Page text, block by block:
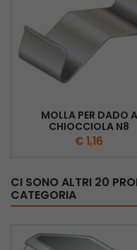
MOLLA PER DADO A
CHIOCCIOLA N8
€ 1,16
CI SONO ALTRI 20
CATEGORIA